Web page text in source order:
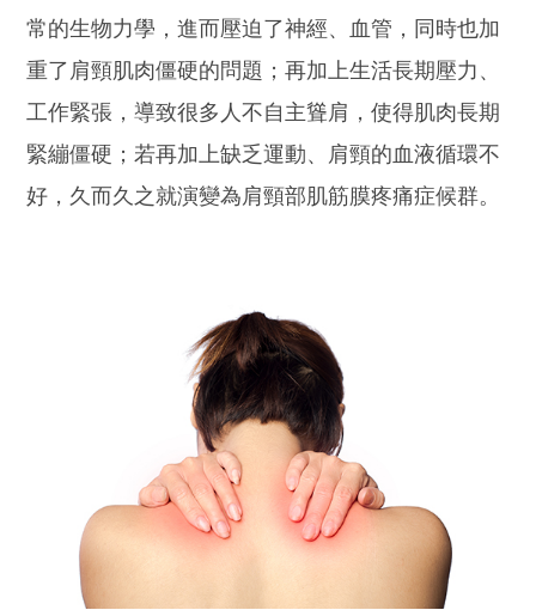
常的生物力學，進而壓迫了神經、血管，同時也加
重了肩頸肌肉僵硬的問題；再加上生活長期壓力、
工作緊張，導致很多人不自主聳肩，使得肌肉長期
緊繃僵硬；若再加上缺乏運動、肩頸的血液循環不
好，久而久之就演變為肩頸部肌筋膜疼痛症候群。